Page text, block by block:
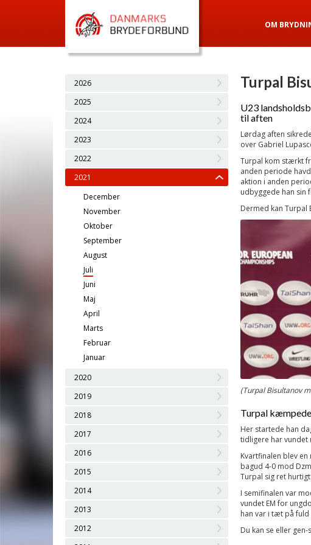
OM
2026
2025
2024
2023
2022
2021
December
November
Oktober
September
August
Juli
Juni
Maj
April
Marts
Februar
Januar
2020
2019
2018
2017
2016
2015
2014
2013
2012
Turpal
U23
til aften
Lørdag aften
over Gabriel
Turpal kom stærkt
anden periode
aktion i anden
udbyggede han sin
Dermed kan Turpal
(Turpal Bisultanov
Turpal
Her startede han
tidligere har vundet
Kvartfinalen blev
bagud 4-0 mod
Turpal sig ret
I semifinalen var
vundet EM for
han var i tæt på fuld
Du kan se eller gen-